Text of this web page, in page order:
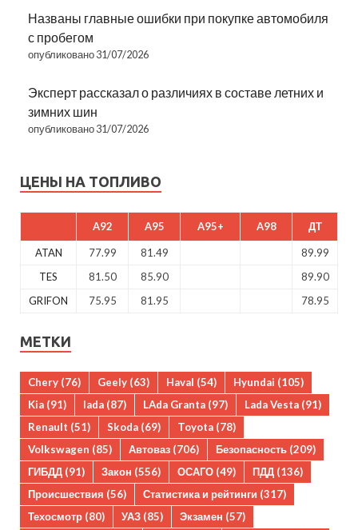
Названы главные ошибки при покупке автомобиля
с пробегом
опубликовано 31/07/2026
Эксперт рассказал о различиях в составе летних и
зимних шин
опубликовано 31/07/2026
ЦЕНЫ НА ТОПЛИВО
A92 A95 A95+ A98 ДТ
ATAN 77.99 81.49
89.99
TES
81.50 85.90
89.90
GRIFON
75.95 81.95 78.95
МЕТКИ
Chery (76) Geely (63) Haval (54) Hyundai (105)
Kia (91) lada (87) LAda Granta (97) Lada Vesta (91)
Renault (51) Skoda (69) Toyota (78)
Volkswagen (85) Автоваз (706) Безопасность (209)
ГИБДД (91) Закон (556) ОСАГО (49) ПДД (136)
Происшествия (56) Статистика и рейтинги (317)
Техосмотр (80) УАЗ (85) Экзамен (57)